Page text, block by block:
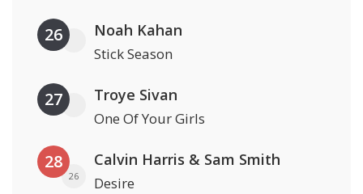
26 Noah Kahan
Stick Season
27 Troye Sivan
One Of Your Girls
28
26
Calvin Harris & Sam Smith
Desire